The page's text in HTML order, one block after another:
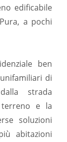
edificabile
a pochi
ben
di
strada
e la
soluzioni
abitazioni